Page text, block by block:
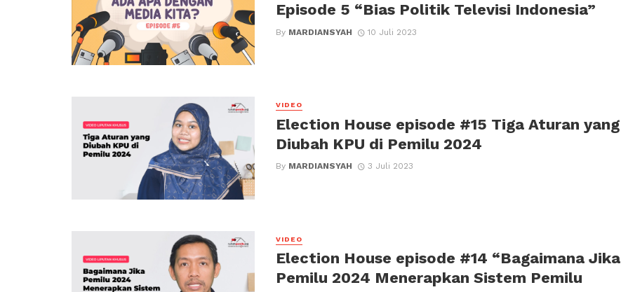
Episode 5 “Bias Politik Televisi Indonesia”
By MARDIANSYAH 10 Juli 2023
VIDEO
Election House episode #15 Tiga Aturan yang
Diubah KPU di Pemilu 2024
By MARDIANSYAH 3 Juli 2023
VIDEO
Election House episode #14 “Bagaimana Jika
Pemilu 2024 Menerapkan Sistem Pemilu